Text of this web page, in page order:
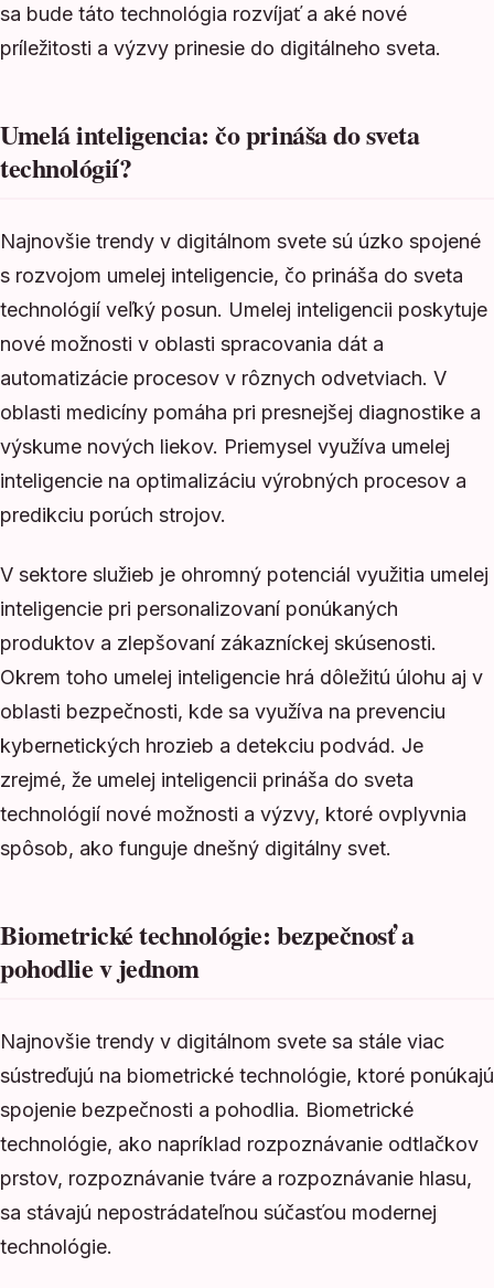
sa bude táto technológia rozvíjať a aké nové
príležitosti a výzvy prinesie do digitálneho sveta.
Umelá inteligencia: čo prináša do sveta
technológií?
Najnovšie trendy v digitálnom svete sú úzko spojené
s rozvojom umelej inteligencie, čo prináša do sveta
technológií veľký posun. Umelej inteligencii poskytuje
nové možnosti v oblasti spracovania dát a
automatizácie procesov v rôznych odvetviach. V
oblasti medicíny pomáha pri presnejšej diagnostike a
výskume nových liekov. Priemysel využíva umelej
inteligencie na optimalizáciu výrobných procesov a
predikciu porúch strojov.
V sektore služieb je ohromný potenciál využitia umelej
inteligencie pri personalizovaní ponúkaných
produktov a zlepšovaní zákazníckej skúsenosti.
Okrem toho umelej inteligencie hrá dôležitú úlohu aj v
oblasti bezpečnosti, kde sa využíva na prevenciu
kybernetických hrozieb a detekciu podvád. Je
zrejmé, že umelej inteligencii prináša do sveta
technológií nové možnosti a výzvy, ktoré ovplyvnia
spôsob, ako funguje dnešný digitálny svet.
Biometrické technológie: bezpečnosť a
pohodlie v jednom
Najnovšie trendy v digitálnom svete sa stále viac
sústreďujú na biometrické technológie, ktoré ponúkajú
spojenie bezpečnosti a pohodlia. Biometrické
technológie, ako napríklad rozpoznávanie odtlačkov
prstov, rozpoznávanie tváre a rozpoznávanie hlasu,
sa stávajú nepostrádateľnou súčasťou modernej
technológie.